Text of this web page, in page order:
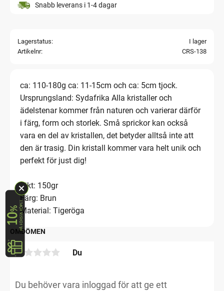
Snabb leverans i 1-4 dagar
Lagerstatus
I lager
Artikelnr
CRS-138
ca: 110-180g ca: 11-15cm och ca: 5cm tjock.
Ursprungsland: Sydafrika Alla kristaller och
ädelstenar kommer från naturen och varierar därför
i färg, form och storlek. Små sprickor kan också
vara en del av kristallen, det betyder alltså inte att
den är trasig. Din kristall kommer vara helt unik och
perfekt för just dig!
Vikt: 150gr
Färg: Brun
Material: Tigeröga
OMDÖMEN
Du